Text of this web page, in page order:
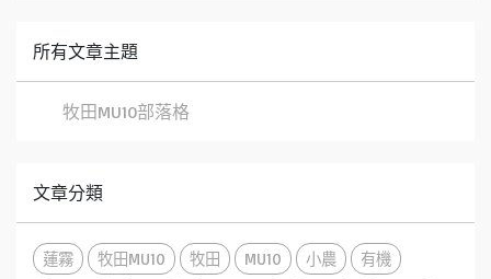
所有文章主題
牧田MU10部落格
文章分類
蓮霧 牧田MU10 牧田 MU10 小農
有機